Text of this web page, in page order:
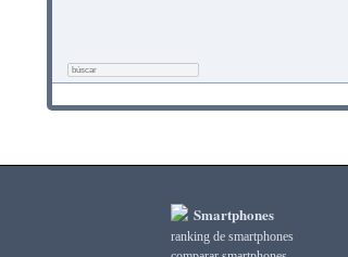
Smartphones
ranking de smartphones